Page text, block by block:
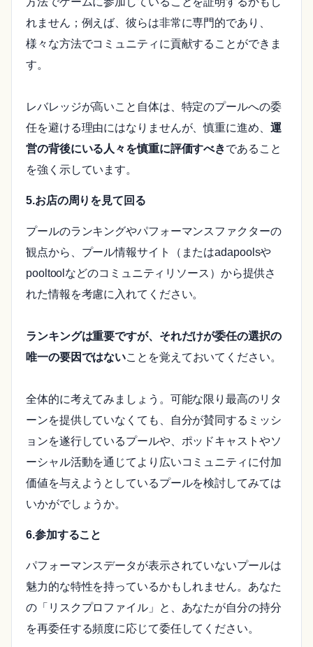
れません；例えば、彼らは非常に専門的であり、
様々な方法でコミュニティに貢献することができま
す。
レバレッジが高いこと自体は、特定のプールへの委
任を避ける理由にはなりませんが、慎重に進め、 運
営の背後にいる人々を慎重に評価すべきであること
を強く示しています。
5.お店の周りを見て回る
プールのランキングやパフォーマンスファクターの
観点から、プール情報サイト（またはadapoolsや
pooltoolなどのコミュニティリソース）から提供さ
れた情報を考慮に入れてください。
ランキングは重要ですが、それだけが委任の選択の
唯一の要因ではないことを覚えておいてください。
全体的に考えてみましょう。可能な限り最高のリタ
ーンを提供していなくても、自分が賛同するミッシ
ョンを遂行しているプールや、ポッドキャストやソ
ーシャル活動を通じてより広いコミュニティに付加
価値を与えようとしているプールを検討してみては
いかがでしょうか。
6.参加すること
パフォーマンスデータが表示されていないプールは
魅力的な特性を持っているかもしれません。あなた
の「リスクプロファイル」と、あなたが自分の持分
を再委任する頻度に応じて委任してください。